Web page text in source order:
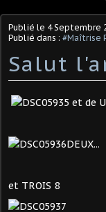
Publié le 4 Septembre
Publié dans : #Maîtrise
Salut
et de
DEUX...
et TROIS 8